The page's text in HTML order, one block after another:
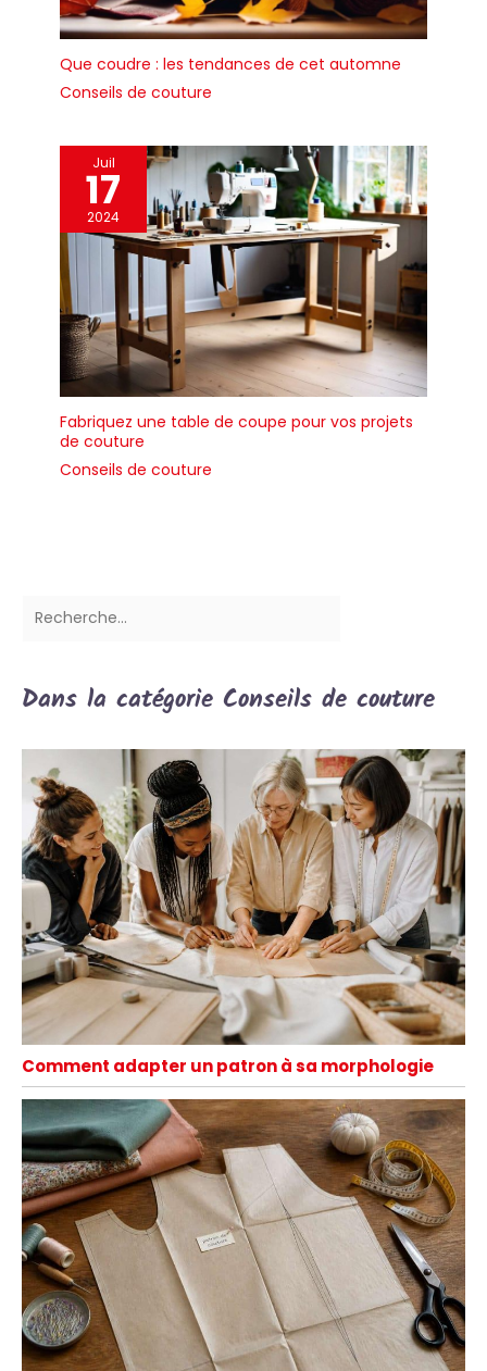
Que coudre : les tendances de cet automne
Conseils de couture
Juil
17
2024
Fabriquez une table de coupe pour vos projets
de couture
Conseils de couture
Dans la catégorie Conseils de couture
Comment adapter un patron à sa morphologie